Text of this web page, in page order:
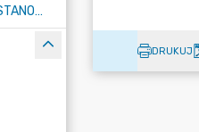
PRACA - KONKURSY NA WOLNE STANOWISKA
DRUKUJ